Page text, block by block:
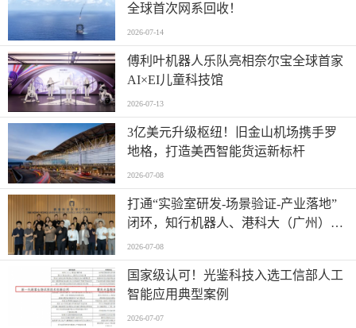
全球首次网系回收！
2026-07-14
傅利叶机器人乐队亮相奈尔宝全球首家
AI×EI儿童科技馆
2026-07-13
​3亿美元升级枢纽！旧金山机场携手罗
地格，打造美西智能货运新标杆
2026-07-08
打通“实验室研发-场景验证-产业落地”
闭环，知行机器人、港科大（广州）、
北京粤电三方联合解锁城市服务机器人
规模化应用
2026-07-08
国家级认可！光鉴科技入选工信部人工
智能应用典型案例
2026-07-07